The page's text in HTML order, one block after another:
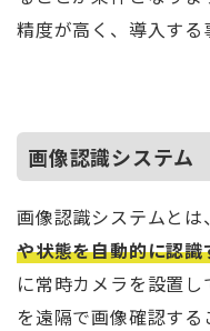
精度が高く、導入する
画像認識システム
画像認識システムとは、
や状態を自動的に認
に常時カメラを設置
を遠隔で画像確認する